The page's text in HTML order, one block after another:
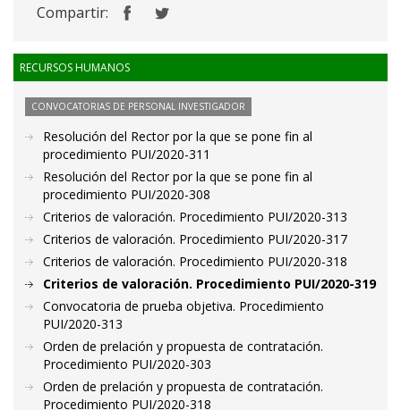
Compartir:
RECURSOS HUMANOS
CONVOCATORIAS DE PERSONAL INVESTIGADOR
Resolución del Rector por la que se pone fin al
procedimiento PUI/2020-311
Resolución del Rector por la que se pone fin al
procedimiento PUI/2020-308
Criterios de valoración. Procedimiento PUI/2020-313
Criterios de valoración. Procedimiento PUI/2020-317
Criterios de valoración. Procedimiento PUI/2020-318
Criterios de valoración. Procedimiento PUI/2020-319
Convocatoria de prueba objetiva. Procedimiento
PUI/2020-313
Orden de prelación y propuesta de contratación.
Procedimiento PUI/2020-303
Orden de prelación y propuesta de contratación.
Procedimiento PUI/2020-318